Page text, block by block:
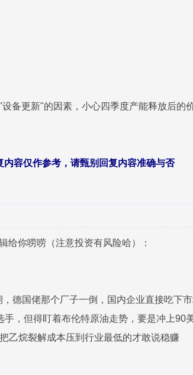
备更新"的因素，小心四季度产能释放后
内容仅作参考，请甄别回复内容准确与否
给你唠唠（注意投资有风险哈）：
德国佬那个厂子一倒，国内企业直接吃下
，但得盯着布伦特原油走势，要是冲上90
乙烷裂解成本压到行业最低的才敢说稳赚